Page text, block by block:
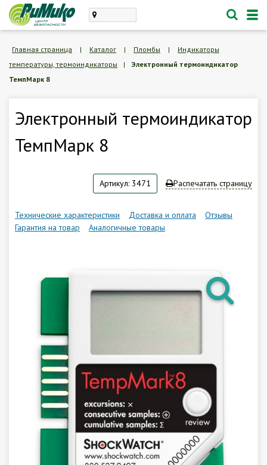
Каталог
Как купить
Главная страница | Каталог | Пломбы |
Индикаторы
температуры, термоиндикаторы
|
Электронный термоиндикатор
ТемпМарк 8
Электронный термоиндикатор
ТемпМарк 8
Артикул: 3471 Распечатать страницу
Технические характеристики Доставка и оплата
Отзывы
Гарантия на товар
Аналогичные товары